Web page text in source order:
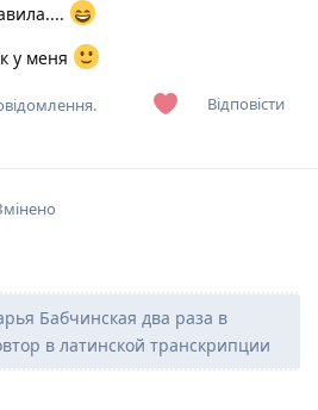
у меня
Відповісти
Бабчинская два раза в
в латинской транскрипции